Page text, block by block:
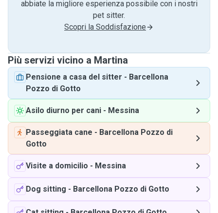
abbiate la migliore esperienza possibile con i nostri
pet sitter.
Scopri la Soddisfazione
Più servizi vicino a Martina
Pensione a casa del sitter - Barcellona
Pozzo di Gotto
Asilo diurno per cani - Messina
Passeggiata cane - Barcellona Pozzo di
Gotto
Visite a domicilio - Messina
Dog sitting - Barcellona Pozzo di Gotto